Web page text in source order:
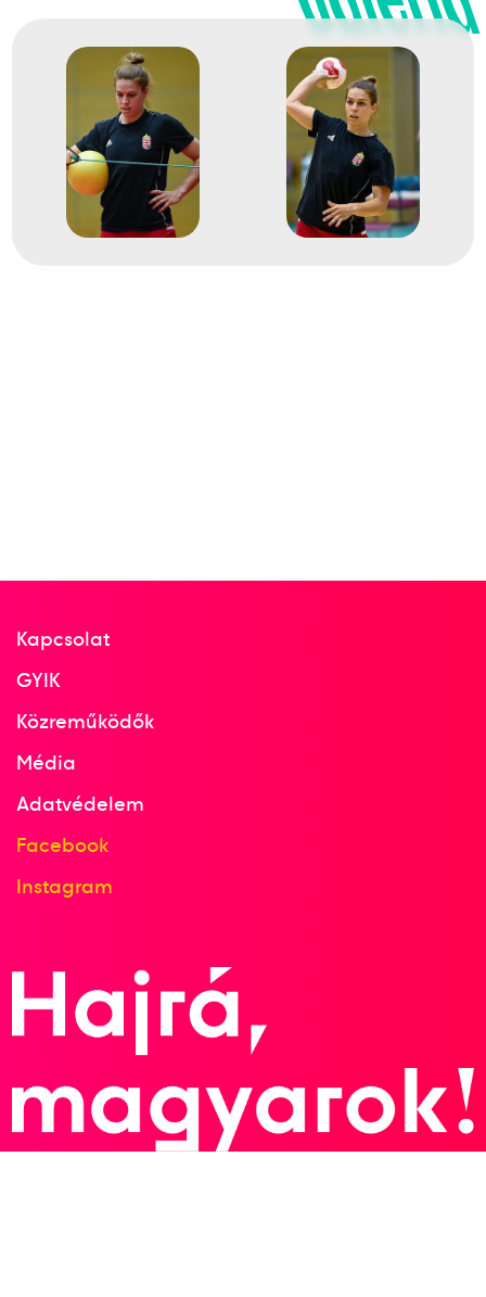
XXXII. nyári olimpiai játékok
Bíró Blanka Bordás Réka
Háfra Noémi
Helembai Fanny
Janurik Kinga
Kisfaludy Anett
Papp Nikoletta
Klujber Katrin
Kovacsics Anikó
Győri-Lukács Viktória
Márton Gréta
Schatzl Nadine
Szikora Melinda
Női kézilabda világbajnokság
Bódi Bernadett
Kovacsics Anikó
Terem Kézilabda női
2009
2009. dec.
Nanjing; Wuxi; Suzhou;
Changzou; Yangzhou;
Kína
Női kézilabda világbajnokság
Kapcsolat
GYIK
Közreműködők
Média
Adatvédelem
Facebook
Instagram